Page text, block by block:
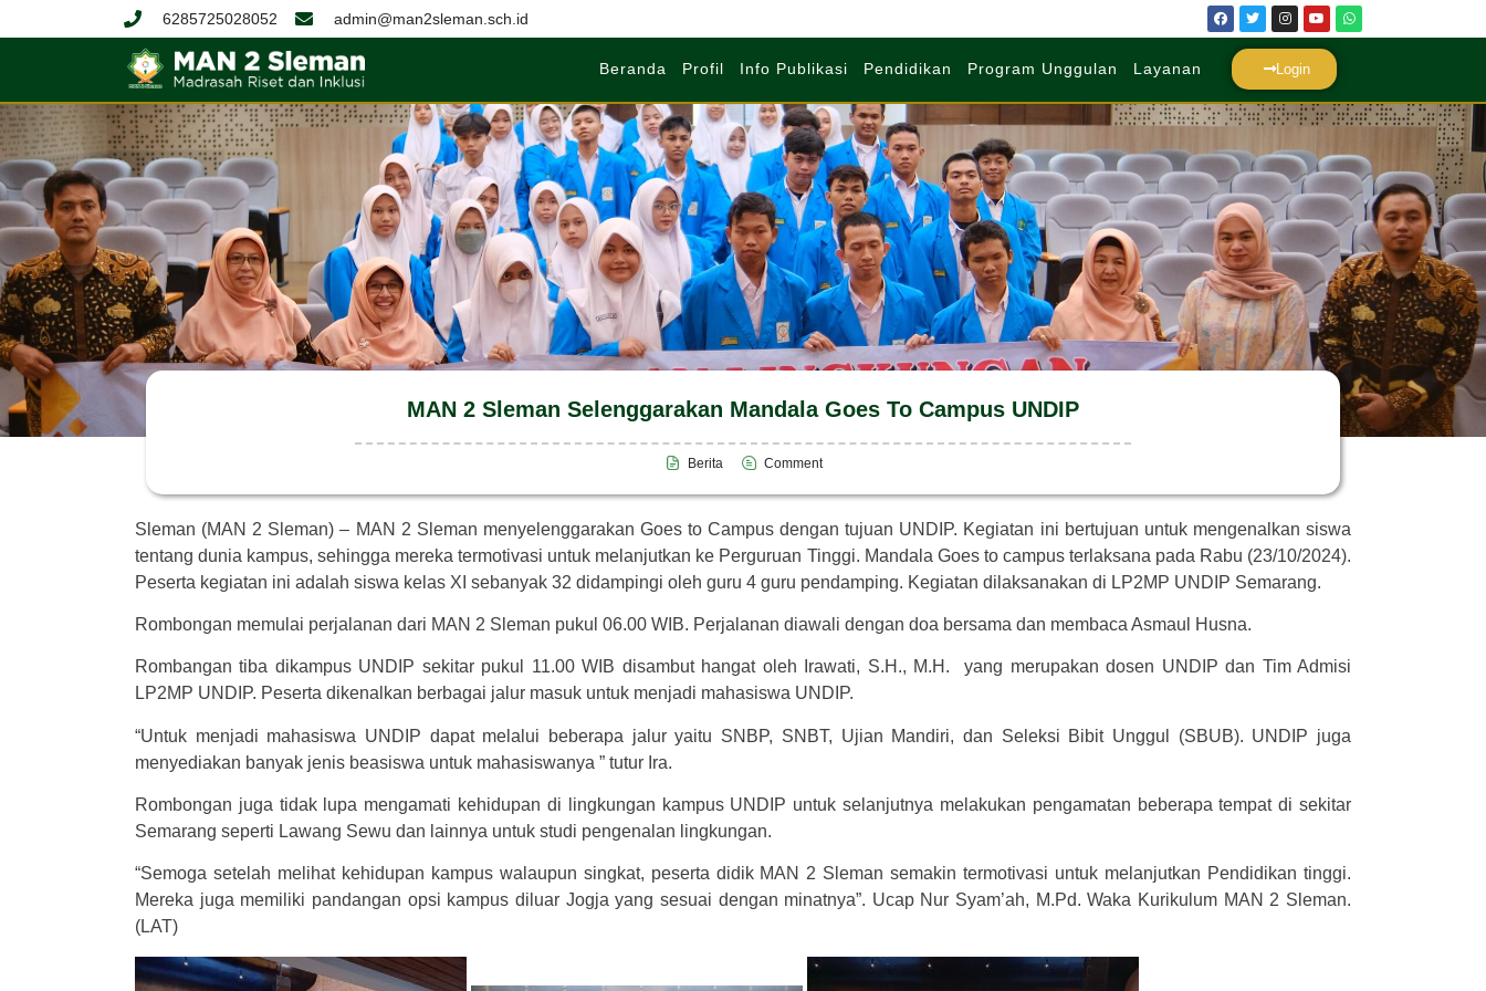
6285725028052 admin@man2sleman.sch.id
Beranda Profil Info Publikasi Pendidikan Program Unggulan Layanan Login
MAN 2 Sleman Selenggarakan Mandala Goes To Campus UNDIP
Berita Comment
Sleman (MAN 2 Sleman) – MAN 2 Sleman menyelenggarakan Goes to Campus dengan tujuan UNDIP. Kegiatan ini bertujuan untuk mengenalkan siswa
tentang dunia kampus, sehingga mereka termotivasi untuk melanjutkan ke Perguruan Tinggi. Mandala Goes to campus terlaksana pada Rabu (23/10/2024).
Peserta kegiatan ini adalah siswa kelas XI sebanyak 32 didampingi oleh guru 4 guru pendamping. Kegiatan dilaksanakan di LP2MP UNDIP Semarang.
Rombongan memulai perjalanan dari MAN 2 Sleman pukul 06.00 WIB. Perjalanan diawali dengan doa bersama dan membaca Asmaul Husna.
Rombangan tiba dikampus UNDIP sekitar pukul 11.00 WIB disambut hangat oleh Irawati, S.H., M.H. yang merupakan dosen UNDIP dan Tim Admisi
LP2MP UNDIP. Peserta dikenalkan berbagai jalur masuk untuk menjadi mahasiswa UNDIP.
“Untuk menjadi mahasiswa UNDIP dapat melalui beberapa jalur yaitu SNBP, SNBT, Ujian Mandiri, dan Seleksi Bibit Unggul (SBUB). UNDIP juga
menyediakan banyak jenis beasiswa untuk mahasiswanya ” tutur Ira.
Rombongan juga tidak lupa mengamati kehidupan di lingkungan kampus UNDIP untuk selanjutnya melakukan pengamatan beberapa tempat di sekitar
Semarang seperti Lawang Sewu dan lainnya untuk studi pengenalan lingkungan.
“Semoga setelah melihat kehidupan kampus walaupun singkat, peserta didik MAN 2 Sleman semakin termotivasi untuk melanjutkan Pendidikan tinggi.
Mereka juga memiliki pandangan opsi kampus diluar Jogja yang sesuai dengan minatnya”. Ucap Nur Syam’ah, M.Pd. Waka Kurikulum MAN 2 Sleman.
(LAT)